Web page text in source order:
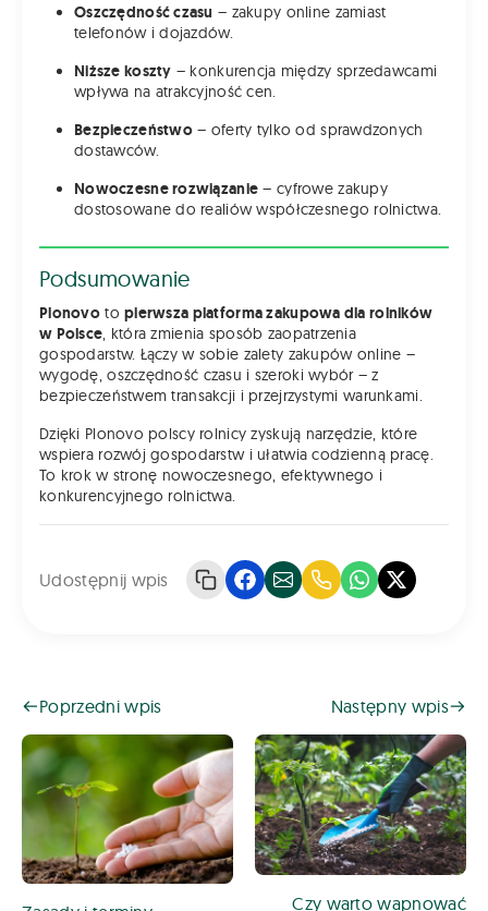
Oszczędność czasu – zakupy online zamiast
telefonów i dojazdów.
Niższe koszty – konkurencja między sprzedawcami
wpływa na atrakcyjność cen.
Bezpieczeństwo– oferty tylko od sprawdzonych
dostawców.
Nowoczesne rozwiązanie – cyfrowe zakupy
dostosowane do realiów współczesnego rolnictwa.
Podsumowanie
Plonovotopierwsza platforma zakupowa dla rolników
w Polsce, która zmienia sposób zaopatrzenia
gospodarstw. Łączy w sobie zalety zakupów online –
wygodę, oszczędność czasu i szeroki wybór – z
bezpieczeństwem transakcji i przejrzystymi warunkami.
Dzięki Plonovo polscy rolnicy zyskują narzędzie, które
wspiera rozwój gospodarstw i ułatwia codzienną pracę.
To krok w stronę nowoczesnego, efektywnego i
konkurencyjnego rolnictwa.
Udostępnij wpis
Poprzedni wpis Następny wpis
Czy warto wapnować